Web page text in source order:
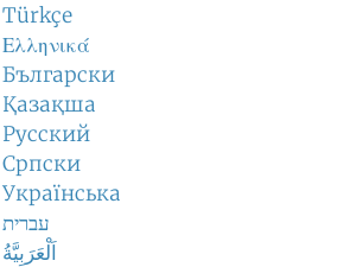
Türkçe
Ελληνικά
Български
Қазақша
Русский
Српски
Українська
עברית
اَلْعَرَبِيَّةُ